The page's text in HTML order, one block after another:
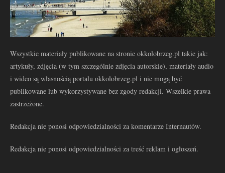
Wszystkie materiały publikowane na stronie okkolobrzeg.pl takie jak:
artykuły, zdjęcia (w tym szczególnie zdjęcia autorskie), materiały audio
i wideo są własnością portalu okkolobrzeg.pl i nie mogą być
publikowane lub wykorzystywane bez zgody redakcji. Wszelkie prawa
zastrzeżone.
Redakcja nie ponosi odpowiedzialności za komentarze Internautów.
Redakcja nie ponosi odpowiedzialności za treść reklam i ogłoszeń.